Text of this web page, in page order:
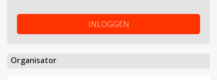
INLOGGEN
Organisator